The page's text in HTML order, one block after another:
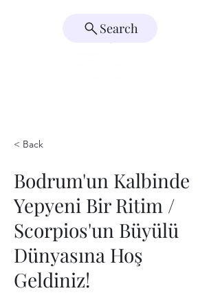
Search
< Back
Bodrum'un Kalbinde
Yepyeni Bir Ritim /
Scorpios'un Büyülü
Dünyasına Hoş
Geldiniz!